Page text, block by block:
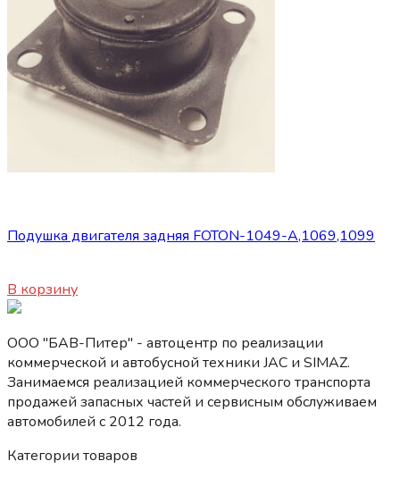
Подушка двигателя задняя FOTON-1049-А,1069,1099
В корзину
ООО "БАВ-Питер" - автоцентр по реализации
коммерческой и автобусной техники JAC и SIMAZ.
Занимаемся реализацией коммерческого транспорта
продажей запасных частей и сервисным обслуживаем
автомобилей c 2012 года.
Категории товаров